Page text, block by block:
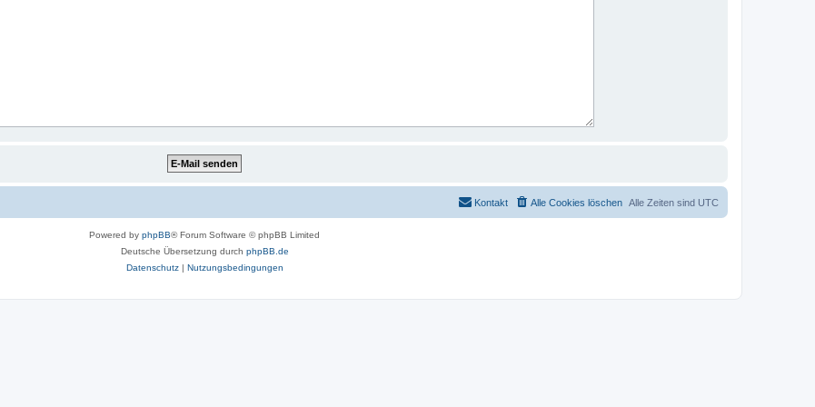
Alle Zeiten sind UTC
Alle Cookies löschen
Kontakt
Powered by phpBB® Forum Software © phpBB Limited
Deutsche Übersetzung durch phpBB.de
Datenschutz| Nutzungsbedingungen